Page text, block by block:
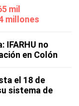
mil
millones
IFARHU no
en Colón
el 18 de
sistema de